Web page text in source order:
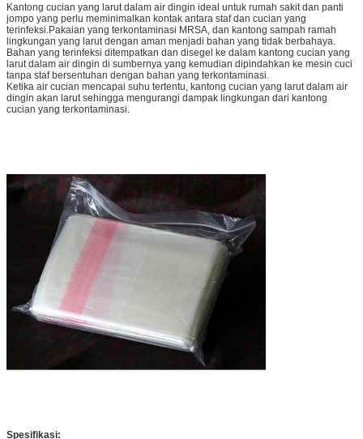
Kantong cucian yang larut dalam air dingin ideal untuk rumah sakit dan panti
jompo yang perlu meminimalkan kontak antara staf dan cucian yang
terinfeksi.Pakaian yang terkontaminasi MRSA, dan kantong sampah ramah
lingkungan yang larut dengan aman menjadi bahan yang tidak berbahaya.
Bahan yang terinfeksi ditempatkan dan disegel ke dalam kantong cucian yang
larut dalam air dingin di sumbernya yang kemudian dipindahkan ke mesin cuci
tanpa staf bersentuhan dengan bahan yang terkontaminasi.
Ketika air cucian mencapai suhu tertentu, kantong cucian yang larut dalam air
dingin akan larut sehingga mengurangi dampak lingkungan dari kantong
cucian yang terkontaminasi.
Spesifikasi: